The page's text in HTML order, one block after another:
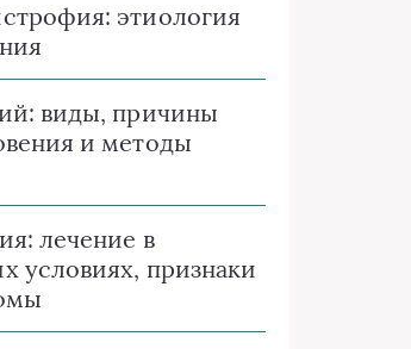
этиология
виды, причины
и методы
лечение в
условиях, признаки